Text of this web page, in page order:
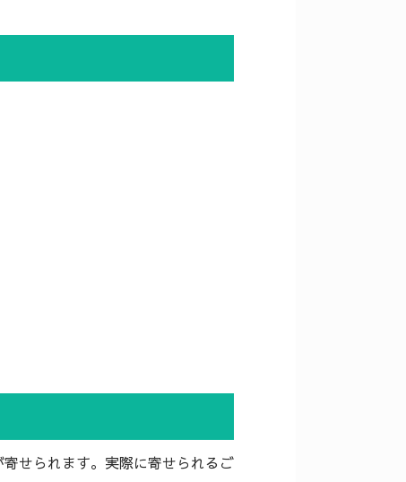
せられます。実際に寄せられるご